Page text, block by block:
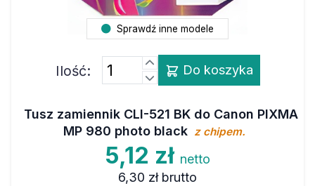
Sprawdź inne modele
Ilość: Do koszyka
Tusz zamiennik CLI-521 BK do Canon PIXMA
MP 980 photo black z chipem.
5,12 zł netto
6,30 zł brutto